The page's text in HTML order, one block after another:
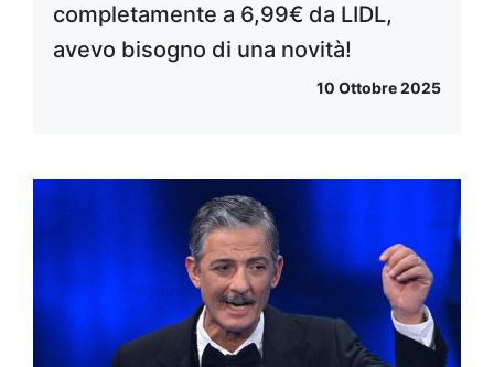
completamente a 6,99€ da LIDL,
avevo bisogno di una novità!
10 Ottobre 2025